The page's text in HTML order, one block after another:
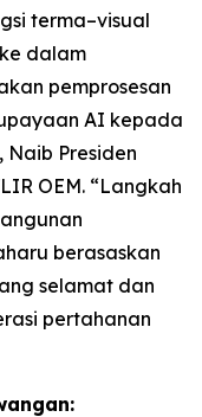
terma–visual
dalam
pemprosesan
AI kepada
Naib Presiden
OEM. “Langkah
berasaskan
selamat dan
pertahanan